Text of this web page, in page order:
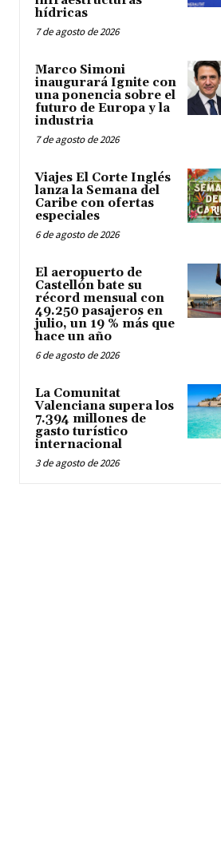
hídricas
7 de agosto de 2026
Marco Simoni
inaugurará Ignite con
una ponencia sobre el
futuro de Europa y la
industria
7 de agosto de 2026
Viajes El Corte Inglés
lanza la Semana del
Caribe con ofertas
especiales
6 de agosto de 2026
El aeropuerto de
Castellón bate su
récord mensual con
49.250 pasajeros en
julio, un 19 % más que
hace un año
6 de agosto de 2026
La Comunitat
Valenciana supera los
7.394 millones de
gasto turístico
internacional
3 de agosto de 2026